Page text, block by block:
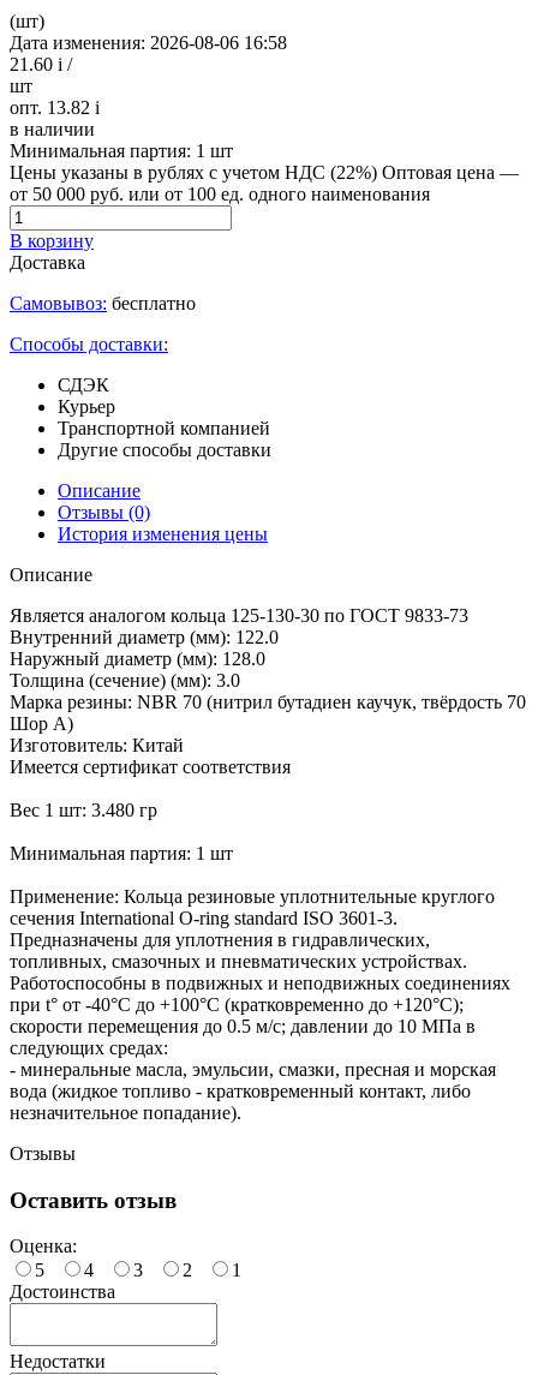
(шт)
Дата изменения: 2026-08-06 16:58
21.60 i /
шт
опт. 13.82 i
в наличии
Минимальная партия: 1 шт
Цены указаны в рублях с учетом НДС (22%) Оптовая цена —
от 50 000 руб. или от 100 ед. одного наименования
В корзину
Доставка
Самовывоз: бесплатно
Способы доставки:
СДЭК
Курьер
Транспортной компанией
Другие способы доставки
Описание
Отзывы (0)
История изменения цены
Описание
Является аналогом кольца 125-130-30 по ГОСТ 9833-73
Внутренний диаметр (мм): 122.0
Наружный диаметр (мм): 128.0
Толщина (сечение) (мм): 3.0
Марка резины: NBR 70 (нитрил бутадиен каучук, твёрдость 70
Шор А)
Изготовитель: Китай
Имеется сертификат соответствия
Вес 1 шт: 3.480 гр
Минимальная партия: 1 шт
Применение: Кольца резиновые уплотнительные круглого
сечения International O-ring standard ISO 3601-3.
Предназначены для уплотнения в гидравлических,
топливных, смазочных и пневматических устройствах.
Работоспособны в подвижных и неподвижных соединениях
при t° от -40°С до +100°С (кратковременно до +120°С);
скорости перемещения до 0.5 м/с; давлении до 10 МПа в
следующих средах:
- минеральные масла, эмульсии, смазки, пресная и морская
вода (жидкое топливо - кратковременный контакт, либо
незначительное попадание).
Отзывы
Оставить отзыв
Оценка:
5
4 3 2
1
Достоинства
Недостатки